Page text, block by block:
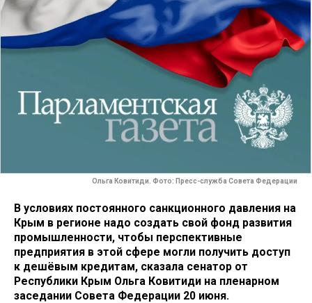
Ольга Ковитиди. Фото: Пресс-служба Совета Федерации
В условиях постоянного санкционного давления на
Крым в регионе надо создать свой фонд развития
промышленности, чтобы перспективные
предприятия в этой сфере могли получить доступ
к дешёвым кредитам, сказала сенатор от
Республики Крым Ольга Ковитиди на пленарном
заседании Совета Федерации 20 июня.